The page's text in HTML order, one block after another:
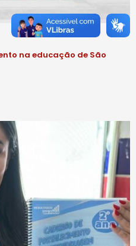
na educação de São